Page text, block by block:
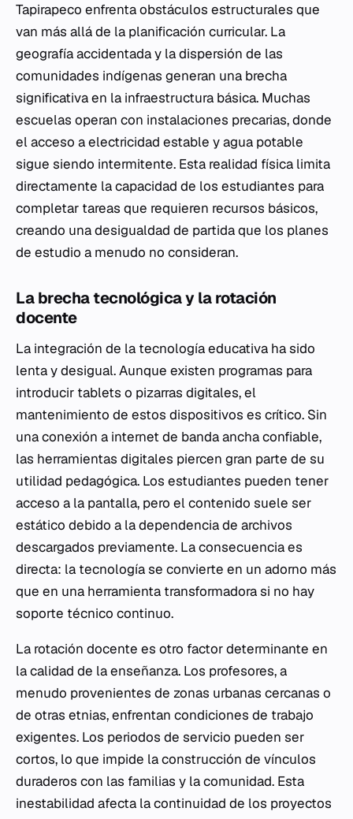
Tapirapeco enfrenta obstáculos estructurales que
van más allá de la planificación curricular. La
geografía accidentada y la dispersión de las
comunidades indígenas generan una brecha
significativa en la infraestructura básica. Muchas
escuelas operan con instalaciones precarias, donde
el acceso a electricidad estable y agua potable
sigue siendo intermitente. Esta realidad física limita
directamente la capacidad de los estudiantes para
completar tareas que requieren recursos básicos,
creando una desigualdad de partida que los planes
de estudio a menudo no consideran.
La brecha tecnológica y la rotación
docente
La integración de la tecnología educativa ha sido
lenta y desigual. Aunque existen programas para
introducir tablets o pizarras digitales, el
mantenimiento de estos dispositivos es crítico. Sin
una conexión a internet de banda ancha confiable,
las herramientas digitales piercen gran parte de su
utilidad pedagógica. Los estudiantes pueden tener
acceso a la pantalla, pero el contenido suele ser
estático debido a la dependencia de archivos
descargados previamente. La consecuencia es
directa: la tecnología se convierte en un adorno más
que en una herramienta transformadora si no hay
soporte técnico continuo.
La rotación docente es otro factor determinante en
la calidad de la enseñanza. Los profesores, a
menudo provenientes de zonas urbanas cercanas o
de otras etnias, enfrentan condiciones de trabajo
exigentes. Los periodos de servicio pueden ser
cortos, lo que impide la construcción de vínculos
duraderos con las familias y la comunidad. Esta
inestabilidad afecta la continuidad de los proyectos